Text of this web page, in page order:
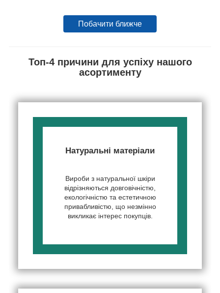
Побачити ближче
Топ-4 причини для успіху нашого
асортименту
Натуральні матеріали
Вироби з натуральної шкіри
відрізняються довговічністю,
екологічністю та естетичною
привабливістю, що незмінно
викликає інтерес покупців.